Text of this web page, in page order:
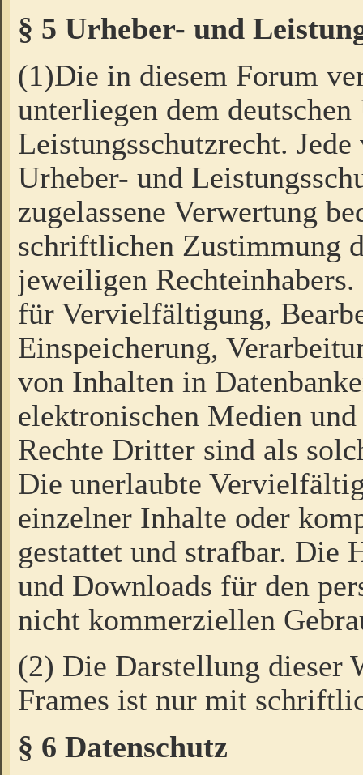
§ 5 Urheber- und
(1)Die in diesem Forum
unterliegen dem
Leistungsschutzrecht.
Urheber- und
zugelassene Verwertung
schriftlichen Zustimmung
jeweiligen
für Vervielfältigung,
Einspeicherung,
von Inhalten in
elektronischen Medien
Rechte Dritter sind als
Die unerlaubte
einzelner Inhalte oder
gestattet und strafbar. Die
und Downloads für den
nicht kommerziellen
(2) Die Darstellung dieser
Frames ist nur mit
§ 6 Datenschutz